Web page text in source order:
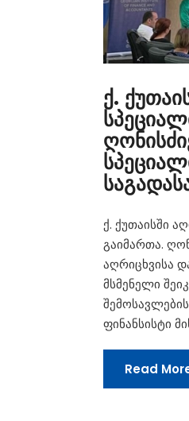
ქ.
ქ. ქუთაისში
გაიმართა.
აღრიცხვისა
მსმენელი
ფინანსისტი
Read